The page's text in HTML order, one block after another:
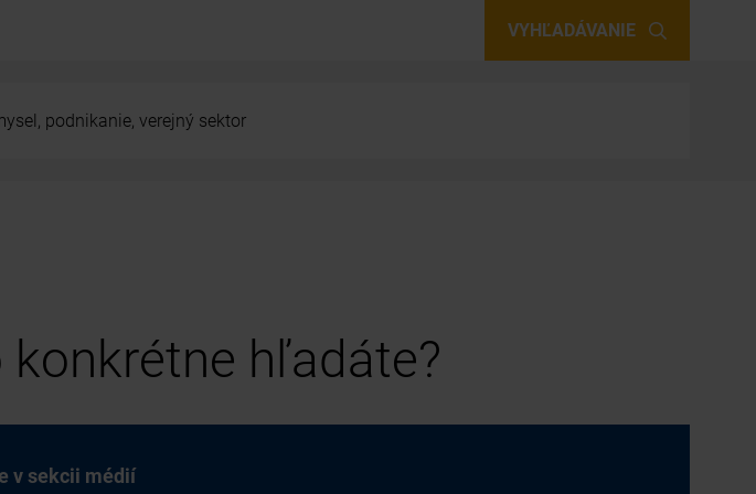
VYHĽADÁVANIE
podnikanie, verejný sektor
hľadáte?
v sekcii médií